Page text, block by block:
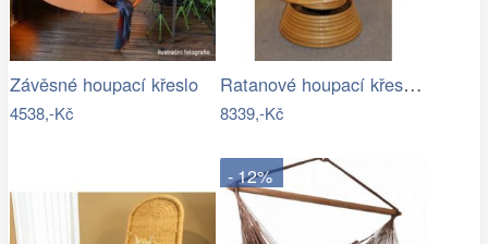
Závěsné houpací křeslo
4538,-Kč
Ratanové houpací křeslo - AX
8339,-Kč
- 12%